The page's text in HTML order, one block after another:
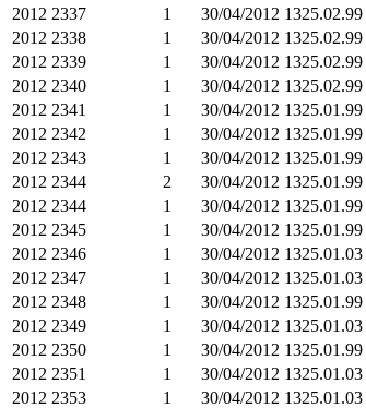
2012 2337 1 30/04/2012 1325.02.99
2012 2338 1 30/04/2012 1325.02.99
2012 2339 1 30/04/2012 1325.02.99
2012 2340 1 30/04/2012 1325.02.99
2012 2341 1 30/04/2012 1325.01.99
2012 2342 1 30/04/2012 1325.01.99
2012 2343 1 30/04/2012 1325.01.99
2012 2344 2 30/04/2012 1325.01.99
2012 2344 1 30/04/2012 1325.01.99
2012 2345 1 30/04/2012 1325.01.99
2012 2346 1 30/04/2012 1325.01.03
2012 2347 1 30/04/2012 1325.01.03
2012 2348 1 30/04/2012 1325.01.99
2012 2349 1 30/04/2012 1325.01.03
2012 2350 1 30/04/2012 1325.01.99
2012 2351 1 30/04/2012 1325.01.03
2012 2353 1 30/04/2012 1325.01.03